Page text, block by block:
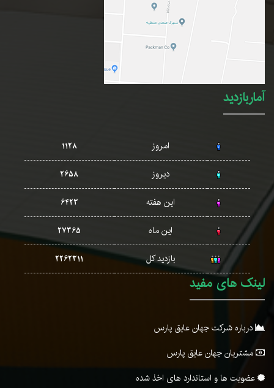
آماربازدید
امروز
1128
دیروز
2658
این هفته
6423
این ماه
27365
بازدید کل
2262311
لینک های مفید
درباره شرکت جهان عایق پارس
مشتریان جهان عایق پارس
عضویت ها و استاندارد های اخذ شده